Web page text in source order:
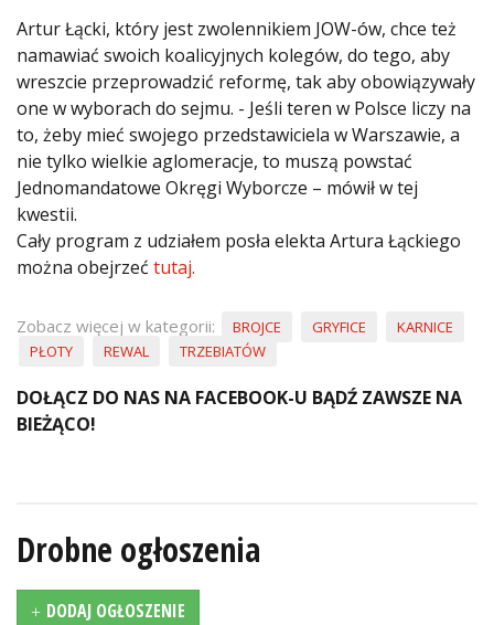
Artur Łącki, który jest zwolennikiem JOW-ów, chce też
namawiać swoich koalicyjnych kolegów, do tego, aby
wreszcie przeprowadzić reformę, tak aby obowiązywały
one w wyborach do sejmu. - Jeśli teren w Polsce liczy na
to, żeby mieć swojego przedstawiciela w Warszawie, a
nie tylko wielkie aglomeracje, to muszą powstać
Jednomandatowe Okręgi Wyborcze – mówił w tej
kwestii.
Cały program z udziałem posła elekta Artura Łąckiego
można obejrzeć tutaj.
Zobacz więcej w kategorii: BROJCE GRYFICE
KARNICE
PŁOTY
REWAL TRZEBIATÓW
DOŁĄCZ DO NAS NA FACEBOOK-U BĄDŹ ZAWSZE NA
BIEŻĄCO!
Drobne ogłoszenia
DODAJ OGŁOSZENIE